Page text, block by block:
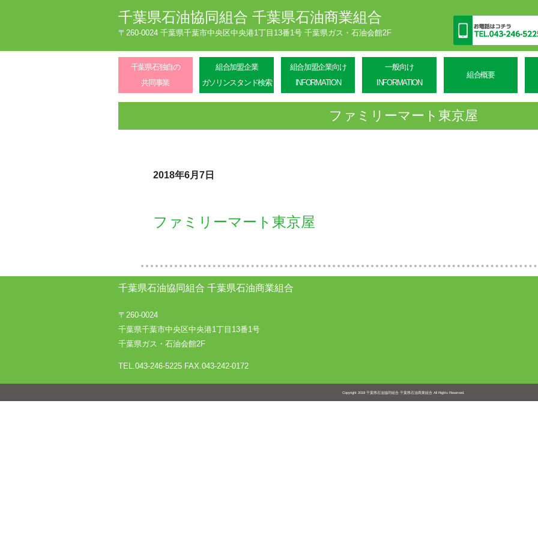
千葉県石油協同組合 千葉県石油商業組合
〒260-0024 千葉県千葉市中央区中央港1丁目13番1号 千葉県ガス・石油会館2F
千葉県石独自の
共同事業
組合加盟企業
ガソリンスタンド検索
組合加盟企業向け
INFORMATION
一般向け
INFORMATION
組合概要
ファミリーマート東京屋
2018年6月7日
ファミリーマート東京屋
千葉県石油協同組合 千葉県石油商業組合
〒260-0024
千葉県千葉市中央区中央港1丁目13番1号
千葉県ガス・石油会館2F
TEL.043-246-5225 FAX.043-242-0172
Copyright 2018 千葉県石油協同組合 千葉県石油商業組合 All Rights Reserved.